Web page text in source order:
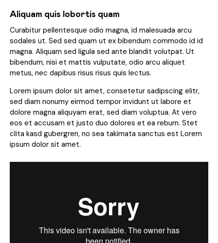
Aliquam quis lobortis quam
Curabitur pellentesque odio magna, id malesuada arcu
sodales ut. Sed sed quam ut ex bibendum commodo id id
magna. Aliquam sed ligula sed ante blandit volutpat. Ut
bibendum, nisi et mattis vulputate, odio arcu aliquet
metus, nec dapibus risus risus quis lectus.
Lorem ipsum dolor sit amet, consetetur sadipscing elitr,
sed diam nonumy eirmod tempor invidunt ut labore et
dolore magna aliquyam erat, sed diam voluptua. At vero
eos et accusam et justo duo dolores et ea rebum. Stet
clita kasd gubergren, no sea takimata sanctus est Lorem
ipsum dolor sit amet.